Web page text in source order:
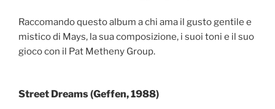
Raccomando questo album a chi ama il gusto gentile e
mistico di Mays, la sua composizione, i suoi toni e il suo
gioco con il Pat Metheny Group.
Street Dreams (Geffen, 1988)